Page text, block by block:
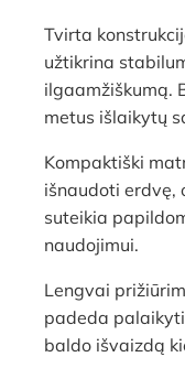
Tvirta
užtikrina
ilgaamžiškumą.
metus išlaikytų
Kompaktiški
išnaudoti erdvę,
suteikia
naudojimui.
Lengvai
padeda
baldo išvaizdą